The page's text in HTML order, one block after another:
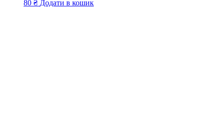
80 ₴ Додати в кошик